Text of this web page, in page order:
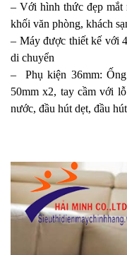
– Với hình thức đẹp mắt
khối văn phòng, khách
– Máy được thiết kế với
di chuyển
–
Phụ kiện 36mm:
50mm x2, tay cầm với
nước, đầu hút dẹt, đầu